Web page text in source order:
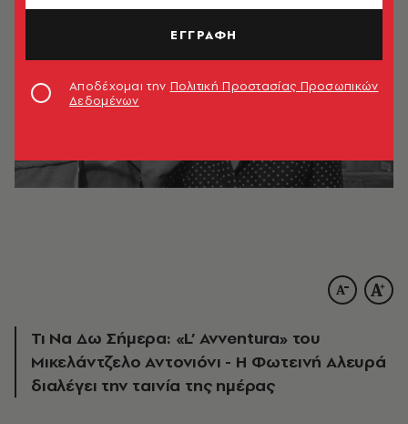
Τι Να Δω Σήμερα: «L’ Avventura» του
Μικελάντζελο Αντονιόνι - Η Φωτεινή Αλευρά
διαλέγει την ταινία της ημέρας
ΕΓΓΡΑΦΗ
Αποδέχομαι την Πολιτική Προστασίας Προσωπικών
Δεδομένων